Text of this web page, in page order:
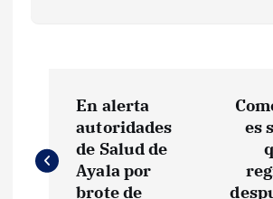
v
En alerta
autoridades
de Salud de
Ayala por
brote de
es